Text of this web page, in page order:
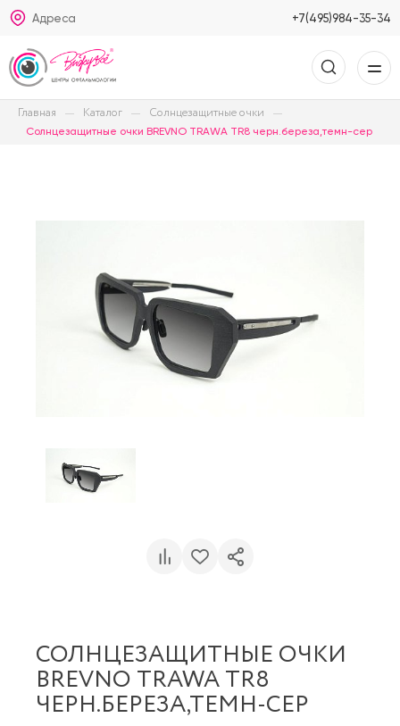
Адреса +7(495)984-35-34
Главная Каталог Солнцезащитные очки
Солнцезащитные очки BREVNO TRAWA TR8 черн.береза,темн-сер
СОЛНЦЕЗАЩИТНЫЕ ОЧКИ
BREVNO TRAWA TR8
ЧЕРН.БЕРЕЗА,ТЕМН-СЕР